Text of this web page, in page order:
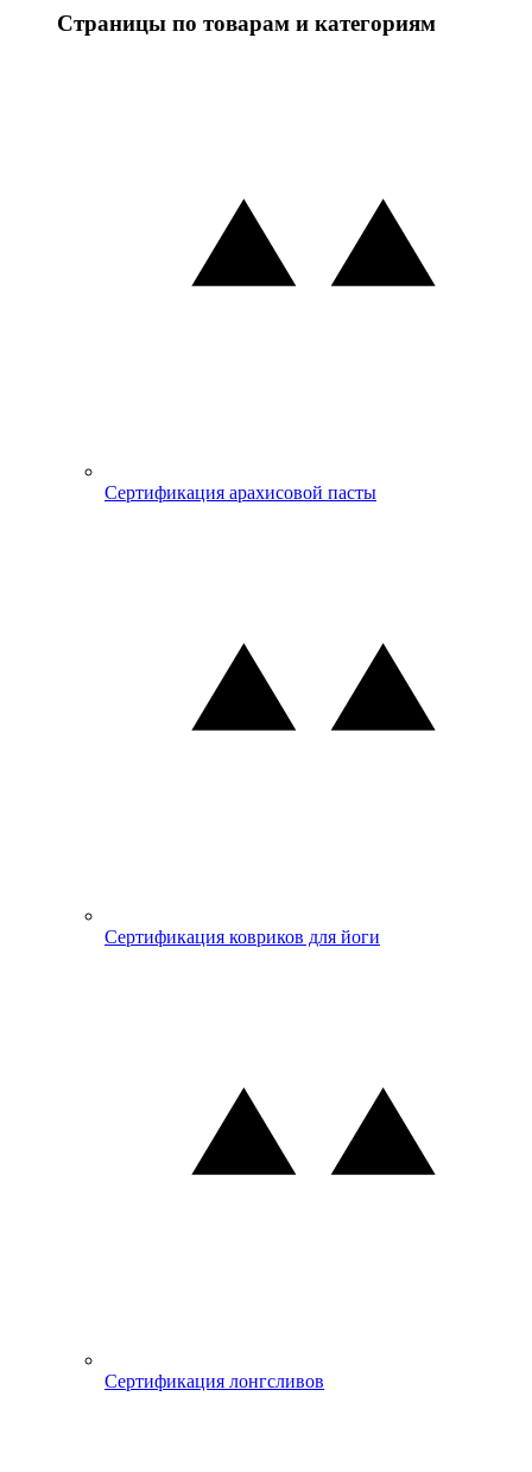
Страницы по товарам и категориям
Сертификация арахисовой пасты
Сертификация ковриков для йоги
Сертификация лонгсливов